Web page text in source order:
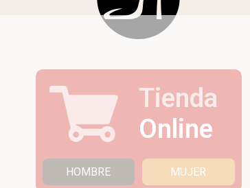
Tienda
Online
HOMBRE MUJER